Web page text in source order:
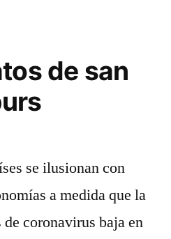
de san
se ilusionan con
a medida que la
de coronavirus baja en